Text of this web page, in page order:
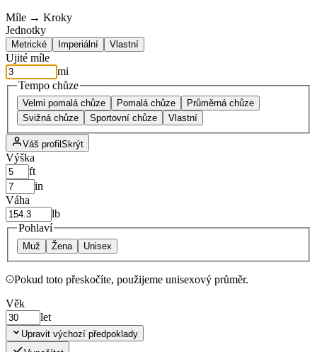
Míle → Kroky
Jednotky
Metrické Imperiální Vlastní
Ujité míle
mi
Tempo chůze
Velmi pomalá chůze Pomalá chůze
Průměrná chůze
Svižná chůze
Sportovní chůze Vlastní
Váš profil Skrýt
Výška
ft
in
Váha
lb
Pohlaví
Muž Žena Unisex
Pokud toto přeskočíte, použijeme unisexový průměr.
Věk
let
Upravit výchozí předpoklady